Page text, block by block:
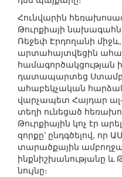
Հունվարին
Թուրքիայի
Ռեջեփ Էրդողանի
արտահայտվեցին
համագործակցության
դատապարտեց
ահաբեկչական
վարչապետ Հայդար
տեղի ունեցած
Թուրքիային կոչ էր
զորքը՝ ընդգծելով, որ
տարածքային
ինքնիշխանությանը և
նույնը։